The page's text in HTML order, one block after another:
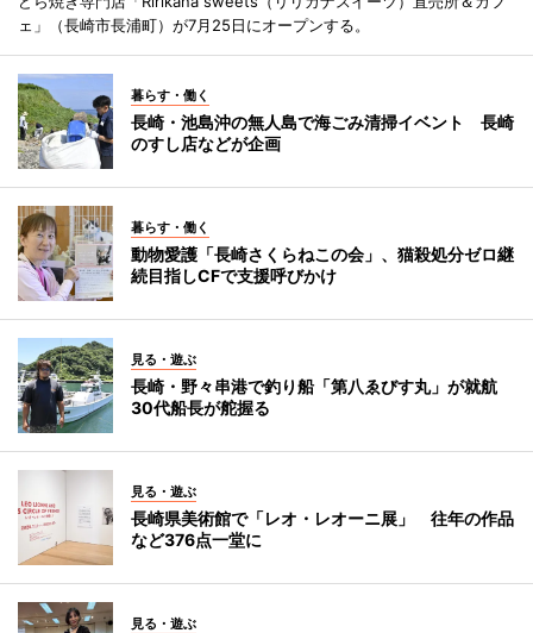
ェ」（長崎市長浦町）が7月25日にオープンする。
暮らす・働く
長崎・池島沖の無人島で海ごみ清掃イベント 長崎
のすし店などが企画
暮らす・働く
動物愛護「長崎さくらねこの会」、猫殺処分ゼロ継
続目指しCFで支援呼びかけ
見る・遊ぶ
長崎・野々串港で釣り船「第八ゑびす丸」が就航
30代船長が舵握る
見る・遊ぶ
長崎県美術館で「レオ・レオーニ展」 往年の作品
など376点一堂に
見る・遊ぶ